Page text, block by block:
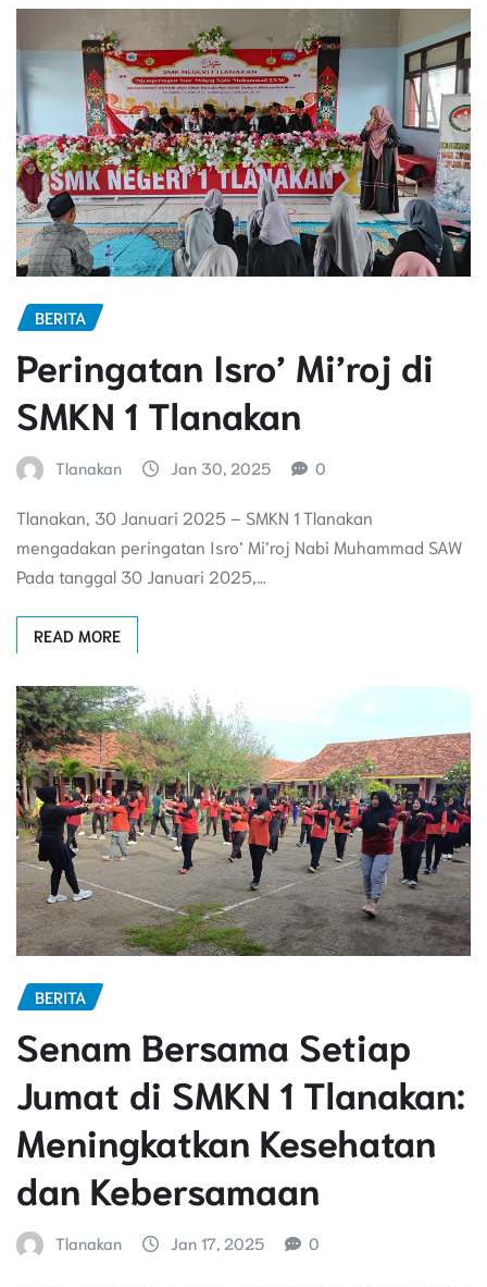
BERITA
Peringatan Isro’ Mi’roj di
SMKN 1 Tlanakan
Tlanakan Jan 30, 2025 0
Tlanakan, 30 Januari 2025 – SMKN 1 Tlanakan
mengadakan peringatan Isro’ Mi’roj Nabi Muhammad SAW
Pada tanggal 30 Januari 2025,…
READ MORE
BERITA
Senam Bersama Setiap
Jumat di SMKN 1 Tlanakan:
Meningkatkan Kesehatan
dan Kebersamaan
Tlanakan Jan 17, 2025 0